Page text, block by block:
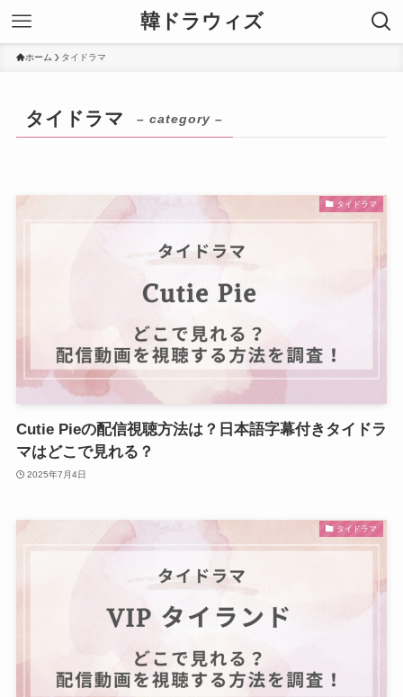
韓ドラウィズ
ホーム タイドラマ
タイドラマ – category –
タイドラマ
Cutie Pieの配信視聴方法は？日本語字幕付きタイドラ
マはどこで見れる？
2025年7月4日
タイドラマ